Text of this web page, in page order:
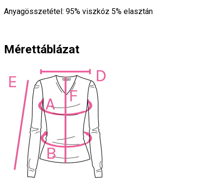
Anyagösszetétel: 95% viszkóz 5% elasztán
Mérettáblázat